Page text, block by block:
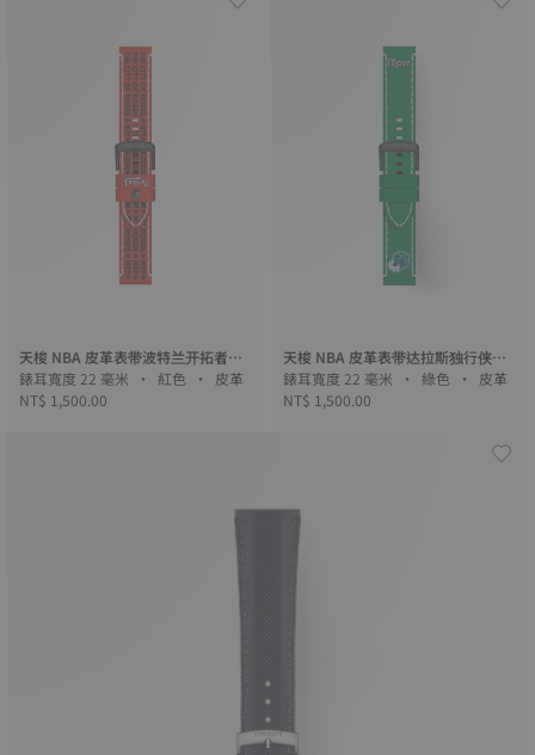
天梭 NBA 皮革表带波特兰开拓者队
限量版
錶耳寬度 22 毫米 • 紅色 • 皮革
NT$ 1,500.00
天梭 NBA 皮革表带达拉斯独行侠队
限量版
錶耳寬度 22 毫米 • 綠色 • 皮革
NT$ 1,500.00